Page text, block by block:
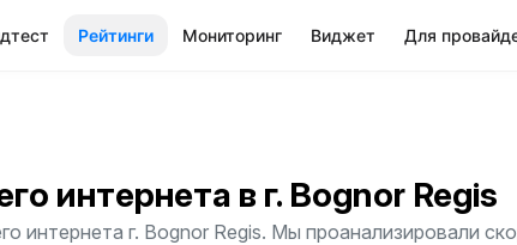
Рейтинги Мониторинг Виджет Для
интернета в г. Bognor Regis
интернета г. Bognor Regis. Мы проанализировали